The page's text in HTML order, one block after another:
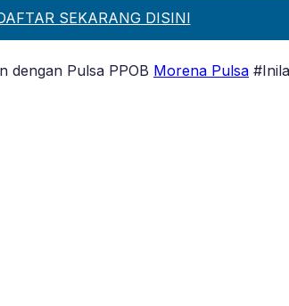
SEKARANG DISINI
dengan Pulsa PPOB Morena Pulsa